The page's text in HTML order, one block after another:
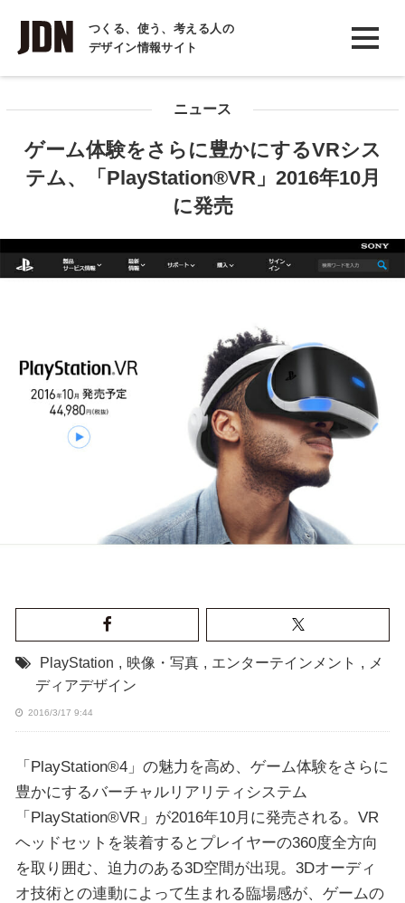
つくる、使う、考える人の
デザイン情報サイト
INTERVIEW
インタビュー
COLUMN
ニュース
ゲーム体験をさらに豊かにするVRシス
テム、「PlayStation®VR」2016年10月
に発売
PlayStation , 映像・写真 , エンターテインメント , メ
ディアデザイン
2016/3/17 9:44
「PlayStation®4」の魅力を高め、ゲーム体験をさらに
豊かにするバーチャルリアリティシステム
「PlayStation®VR」が2016年10月に発売される。VR
ヘッドセットを装着するとプレイヤーの360度全方向
を取り囲む、迫力のある3D空間が出現。3Dオーディ
オ技術との連動によって生まれる臨場感が、ゲームの